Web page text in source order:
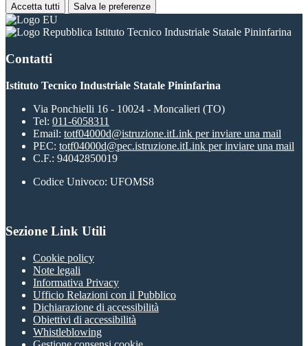
Accetta tutti Salva le preferenze
Istituto Tecnico Industriale Statale Pininfarina
Contatti
Istituto Tecnico Industriale Statale Pininfarina
Via Ponchielli 16 - 10024 - Moncalieri (TO)
Tel: 011-6058311
Email: totf04000d@istruzione.itLink per inviare una mail
PEC: totf04000d@pec.istruzione.itLink per inviare una mail
C.F.: 94042850019
Codice Univoco: UFOMS8
Sezione Link Utili
Cookie policy
Note legali
Informativa Privacy
Ufficio Relazioni con il Pubblico
Dichiarazione di accessibilità
Obiettivi di accessibilità
Whistleblowing